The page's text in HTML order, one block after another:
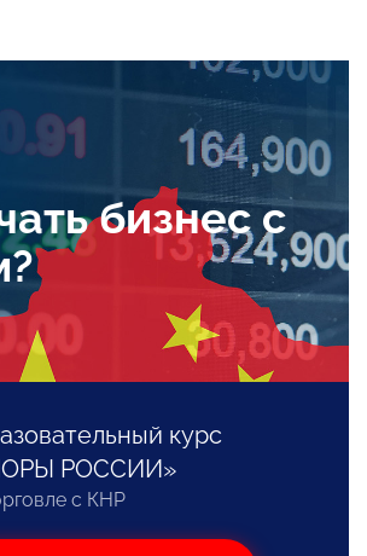
бизнес с
курс
РОССИИ»
с КНР